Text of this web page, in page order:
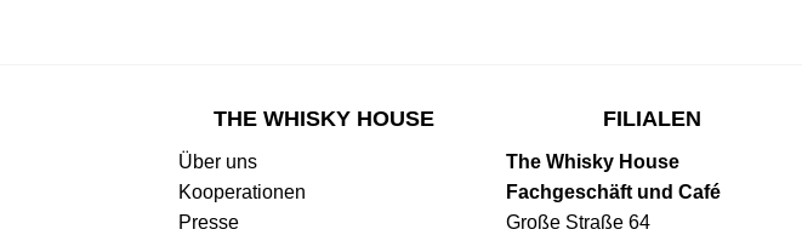
THE WHISKY HOUSE
Über uns
Kooperationen
Presse
FILIALEN
The Whisky House
Fachgeschäft und Café
Große Straße 64